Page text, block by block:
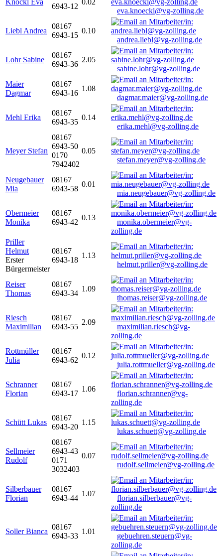
Knöckl Eva
6943-12
0.02
eva.knoeckl@vg-zolling.de
Liebl Andrea
08167
6943-15
0.10
andrea.liebl@vg-zolling.de
Lohr Sabine
08167
6943-36
2.05
sabine.lohr@vg-zolling.de
Maier
Dagmar
08167
6943-16
1.08
dagmar.maier@vg-zolling.de
Mehl Erika
08167
6943-35
0.14
erika.mehl@vg-zolling.de
Meyer Stefan
08167
6943-50
0170
7942402
0.05
stefan.meyer@vg-zolling.de
Neugebauer
Mia
08167
6943-58
0.01
mia.neugebauer@vg-zolling.de
Obermeier
Monika
08167
6943-42
0.13
monika.obermeier@vg-
zolling.de
Priller
Helmut
Erster
Bürgermeister
08167
6943-18
1.13
helmut.priller@vg-zolling.de
Reiser
Thomas
08167
6943-34
1.09
thomas.reiser@vg-zolling.de
Riesch
Maximilian
08167
6943-55
2.09
maximilian.riesch@vg-
zolling.de
Rottmüller
Julia
08167
6943-62
0.12
julia.rottmueller@vg-zolling.de
Schranner
Florian
08167
6943-17
1.06
florian.schranner@vg-
zolling.de
Schütt Lukas
08167
6943-20
1.15
lukas.schuett@vg-zolling.de
Sellmeier
Rudolf
08167
6943-43
0171
3032403
0.07
rudolf.sellmeier@vg-zolling.de
Silberbauer
Florian
08167
6943-44
1.07
florian.silberbauer@vg-
zolling.de
Soller Bianca
08167
6943-33
1.01
gebuehren.steuern@vg-
zolling.de